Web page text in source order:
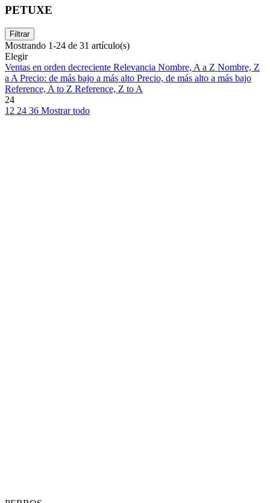
PETUXE
Filtrar
Mostrando 1-24 de 31 artículo(s)
Elegir
Ventas en orden decreciente Relevancia Nombre, A a Z Nombre, Z
a APrecio: de más bajo a más alto Precio, de más alto a más bajo
Reference, A to Z Reference, Z to A
24
12 24 36 Mostrar todo